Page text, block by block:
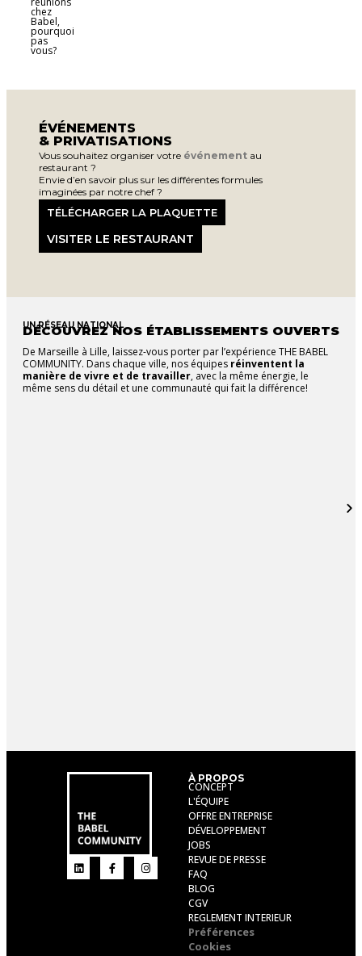
chez
Babel,
pourquoi
pas
vous?
ÉVÉNEMENTS
& PRIVATISATIONS
Vous souhaitez organiser votre événement au
restaurant ?
Envie d’en savoir plus sur les différentes formules
imaginées par notre chef ?
TÉLÉCHARGER LA PLAQUETTE
VISITER LE RESTAURANT
UN RÉSEAU NATIONAL
DÉCOUVREZ NOS ÉTABLISSEMENTS OUVERTS
De Marseille à Lille, laissez-vous porter par l’expérience THE BABEL
COMMUNITY. Dans chaque ville, nos équipes réinventent la
manière de vivre et de travailler, avec la même énergie, le
même sens du détail et une communauté qui fait la différence!
À PROPOS
CONCEPT
L'ÉQUIPE
OFFRE ENTREPRISE
DÉVELOPPEMENT
JOBS
REVUE DE PRESSE
FAQ
BLOG
CGV
REGLEMENT INTERIEUR
Préférences
Cookies